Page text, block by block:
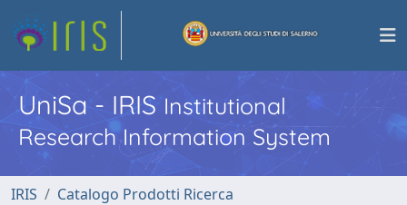
UniSa - IRISInstitutional
Research Information System
IRIS
Catalogo Prodotti Ricerca